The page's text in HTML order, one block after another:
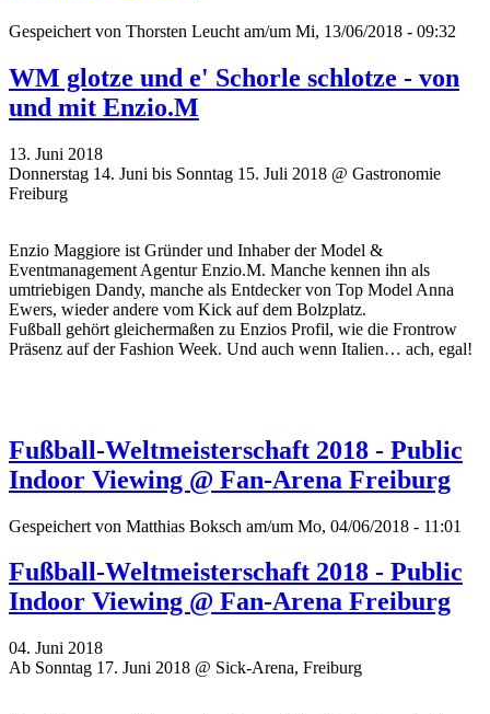
Gespeichert von Thorsten Leucht am/um Mi, 13/06/2018 - 09:32
WM glotze und e' Schorle schlotze - von
und mit Enzio.M
13. Juni 2018
Donnerstag 14. Juni bis Sonntag 15. Juli 2018 @ Gastronomie
Freiburg
Enzio Maggiore ist Gründer und Inhaber der Model &
Eventmanagement Agentur Enzio.M. Manche kennen ihn als
umtriebigen Dandy, manche als Entdecker von Top Model Anna
Ewers, wieder andere vom Kick auf dem Bolzplatz.
Fußball gehört gleichermaßen zu Enzios Profil, wie die Frontrow
Präsenz auf der Fashion Week. Und auch wenn Italien… ach, egal!
Fußball-Weltmeisterschaft 2018 - Public
Indoor Viewing @ Fan-Arena Freiburg
Gespeichert von Matthias Boksch am/um Mo, 04/06/2018 - 11:01
Fußball-Weltmeisterschaft 2018 - Public
Indoor Viewing @ Fan-Arena Freiburg
04. Juni 2018
Ab Sonntag 17. Juni 2018 @ Sick-Arena, Freiburg